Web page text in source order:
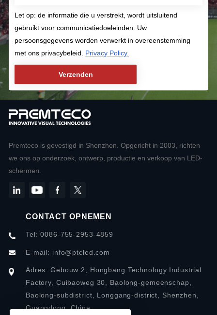
Let op: de informatie die u verstrekt, wordt uitsluitend
gebruikt voor communicatiedoeleinden. Uw
persoonsgegevens worden verwerkt in overeenstemming
met ons privacybeleid. Privacy Policy.
Premteco is gevestigd in Shenzhen. Opgericht in 2003, richten
we ons op onderzoek, ontwerp, productie en verkoop van LED-
schermen.
CONTACT OPNEMEN
Tel: 0086-755-2953-4859
E-mail: info@ptcled.com
Adres: Gebouw 2, Hongbang Technology Industrial
Factory, Cuibaoweg 30, Baolong-gemeenschap,
Baolong-subdistrict, Longgang-district, Shenzhen,
Guangdong, China